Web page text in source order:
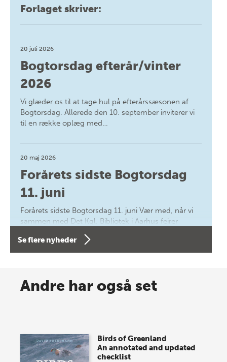
Forlaget skriver:
20 juli 2026
Bogtorsdag efterår/vinter
2026
Vi glæder os til at tage hul på efterårssæsonen af
Bogtorsdag. Allerede den 10. september inviterer vi
til en række oplæg med…
20 maj 2026
Forårets sidste Bogtorsdag
11. juni
Forårets sidste Bogtorsdag 11. juni Vær med, når vi
sammen med Det Kgl. Bibliotek i Aarhus fejrer
forfatterne bag vores nyes…
Spar op til 70% til sommer-
onsdag den 10. j…
Se flere nyheder
Andre har også set
Birds of Greenland
An annotated and updated
checklist